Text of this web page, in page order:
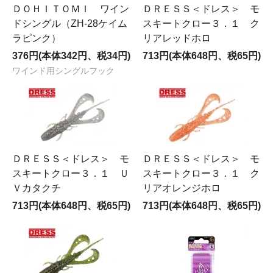
ＤＯＨＩＴＯＭＩ ワイン
ドシングル（ZH-28ケイム
ラピンク）
376円(本体342円、税34円)
ワインド用シングルフック
ＤＲＥＳＳ＜ドレス＞ モ
スキートクロー３．１ ク
リアレッドホロ
713円(本体648円、税65円)
ＤＲＥＳＳ＜ドレス＞ モ
スキートクロー３．１ Ｕ
Ｖカタクチ
713円(本体648円、税65円)
ＤＲＥＳＳ＜ドレス＞ モ
スキートクロー３．１ ク
リアオレンジホロ
713円(本体648円、税65円)